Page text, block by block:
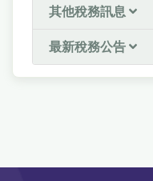
其他稅務訊息
最新稅務公告